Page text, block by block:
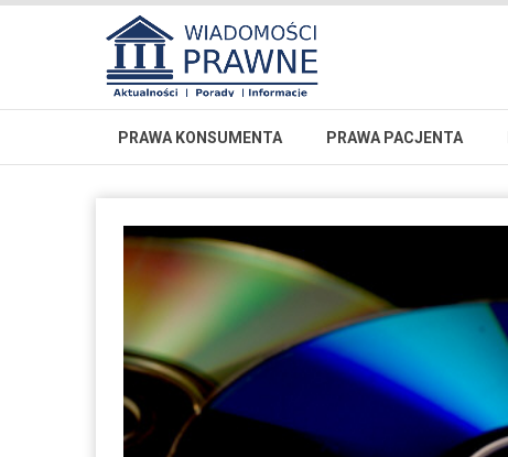
PRAWA KONSUMENTA PRAWA PACJENTA